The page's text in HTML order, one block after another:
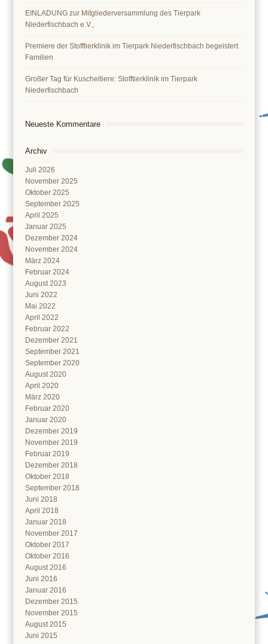
EINLADUNG zur Mitgliederversammlung des Tierpark
Niederfischbach e.V.,
Premiere der Stofftierklinik im Tierpark Niederfischbach begeistert
Familien
Großer Tag für Kuscheltiere: Stofftierklinik im Tierpark
Niederfischbach
Neueste Kommentare
Archiv
Juli 2026
November 2025
Oktober 2025
September 2025
April 2025
Januar 2025
Dezember 2024
November 2024
März 2024
Februar 2024
August 2023
Juni 2022
Mai 2022
April 2022
Februar 2022
Dezember 2021
September 2021
September 2020
August 2020
April 2020
März 2020
Februar 2020
Januar 2020
Dezember 2019
November 2019
Februar 2019
Dezember 2018
Oktober 2018
September 2018
Juni 2018
April 2018
Januar 2018
November 2017
Oktober 2017
Oktober 2016
August 2016
Juni 2016
Januar 2016
Dezember 2015
November 2015
August 2015
Juni 2015